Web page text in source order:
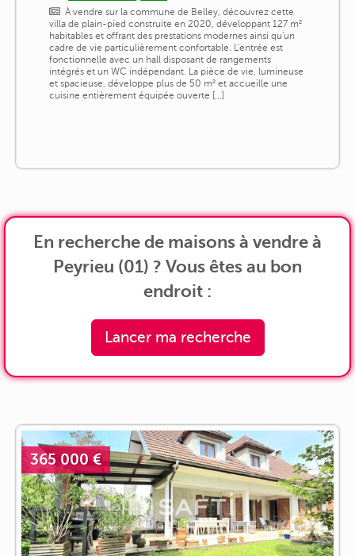
À vendre sur la commune de Belley, découvrez cette
villa de plain-pied construite en 2020, développant 127 m²
habitables et offrant des prestations modernes ainsi qu'un
cadre de vie particulièrement confortable. L'entrée est
fonctionnelle avec un hall disposant de rangements
intégrés et un WC indépendant. La pièce de vie, lumineuse
et spacieuse, développe plus de 50 m² et accueille une
cuisine entièrement équipée ouverte [...]
En recherche de maisons à vendre à
Peyrieu (01) ? Vous êtes au bon
endroit :
Lancer ma recherche
365 000 €